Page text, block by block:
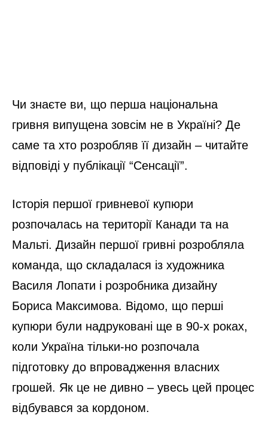
Чи знаєте ви, що перша національна
гривня випущена зовсім не в Україні? Де
саме та хто розробляв її дизайн – читайте
відповіді у публікації “Сенсації”.
Історія першої гривневої купюри
розпочалась на території Канади та на
Мальті. Дизайн першої гривні розробляла
команда, що складалася із художника
Василя Лопати і розробника дизайну
Бориса Максимова. Відомо, що перші
купюри були надруковані ще в 90-х роках,
коли Україна тільки-но розпочала
підготовку до впровадження власних
грошей. Як це не дивно – увесь цей процес
відбувався за кордоном.